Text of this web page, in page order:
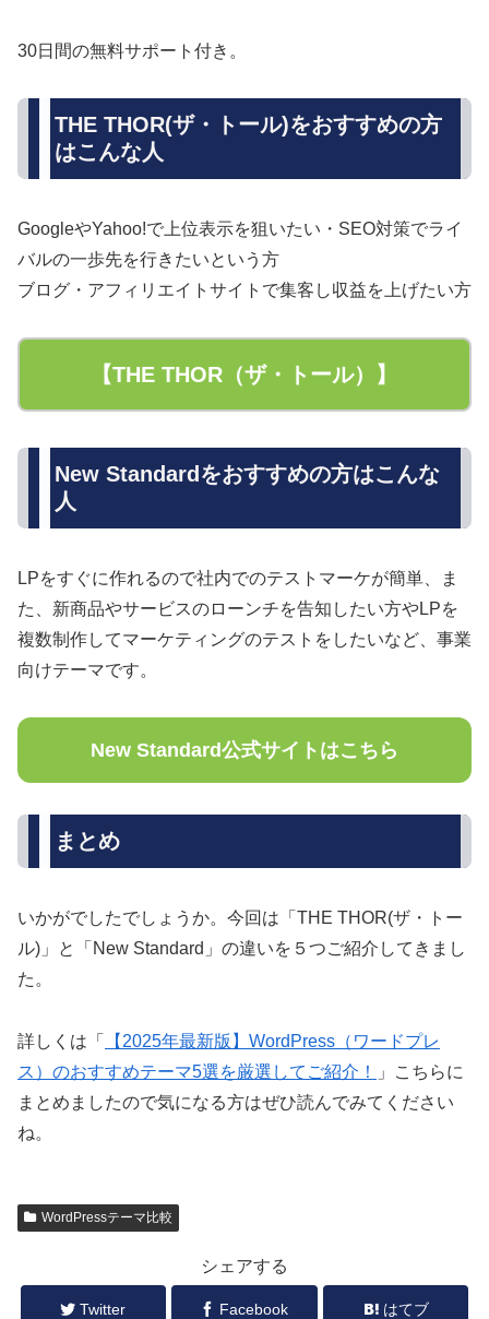
30日間の無料サポート付き。
THE THOR(ザ・トール)をおすすめの方
はこんな人
GoogleやYahoo!で上位表示を狙いたい・SEO対策でライ
バルの一歩先を行きたいという方
ブログ・アフィリエイトサイトで集客し収益を上げたい方
【THE THOR（ザ・トール）】
New Standardをおすすめの方はこんな
人
LPをすぐに作れるので社内でのテストマーケが簡単、ま
た、新商品やサービスのローンチを告知したい方やLPを
複数制作してマーケティングのテストをしたいなど、事業
向けテーマです。
New Standard公式サイトはこちら
まとめ
いかがでしたでしょうか。今回は「THE THOR(ザ・トー
ル)」と「New Standard」の違いを５つご紹介してきまし
た。
詳しくは「
【2025年最新版】WordPress（ワードプレ
ス）のおすすめテーマ5選を厳選してご紹介！
」こちらに
まとめましたので気になる方はぜひ読んでみてください
ね。
WordPressテーマ比較
シェアする
Twitter Facebook はてブ